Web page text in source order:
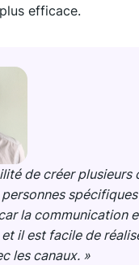
efficace.
de créer plusieurs
la communication
il est facile de
les canaux. »